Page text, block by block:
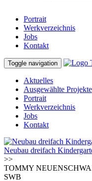
Portrait
Werkverzeichnis
Jobs
Kontakt
Toggle navigation
Aktuelles
Ausgewählte Projekte
Portrait
Werkverzeichnis
Jobs
Kontakt
Neubau dreifach
>>
TOMMY
SWB